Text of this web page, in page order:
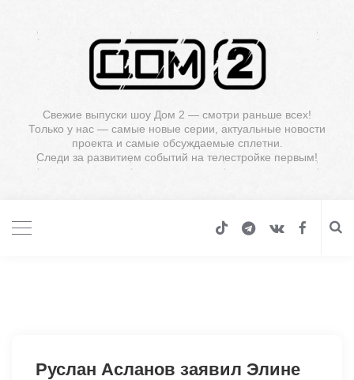
Свежие выпуски шоу Дом 2 — смотри раньше всех!
Только у нас — самые новые серии, актуальные новости
проекта и самые обсуждаемые сплетни.
Следи за развитием событий на телестройке первым!
Руслан Асланов заявил Элине